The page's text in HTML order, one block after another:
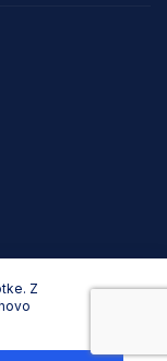
Z
in razvoj: